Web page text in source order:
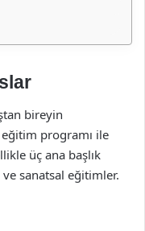
bireyin
programı ile
üç ana başlık
sanatsal eğitimler.